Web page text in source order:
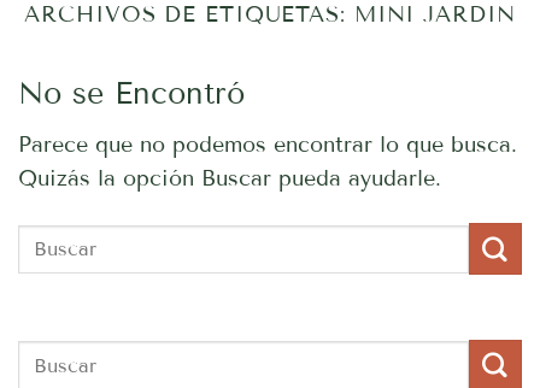
ARCHIVOS DE ETIQUETAS: MINI JARDIN
No se Encontró
Parece que no podemos encontrar lo que busca.
Quizás la opción Buscar pueda ayudarle.